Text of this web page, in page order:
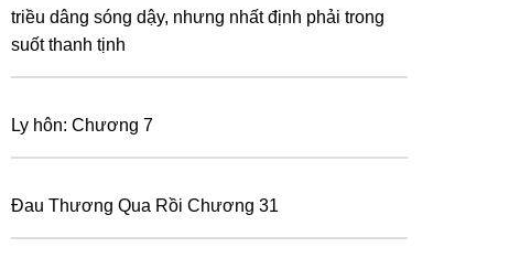
triều dâng sóng dậy, nhưng nhất định phải trong
suốt thanh tịnh
Ly hôn: Chương 7
Đau Thương Qua Rồi Chương 31